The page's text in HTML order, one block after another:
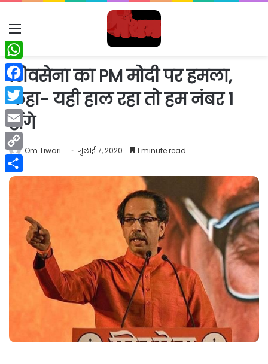
Menu
शिवसेना का PM मोदी पर हमला,
कहा- यही हाल रहा तो हम नंबर 1
होंगे
Om Tiwari जुलाई 7, 2020 1 minute read
WhatsApp
Facebook
Twitter
Email
Copy
Link
Share